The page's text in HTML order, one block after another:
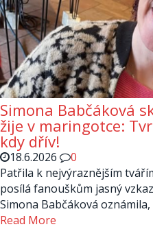
Simona Babčáková
žije v maringotce:
kdy dřív!
18.6.2026
0
Patřila k nejvýraznějším
posílá fanouškům jasný
Simona Babčáková
Read More